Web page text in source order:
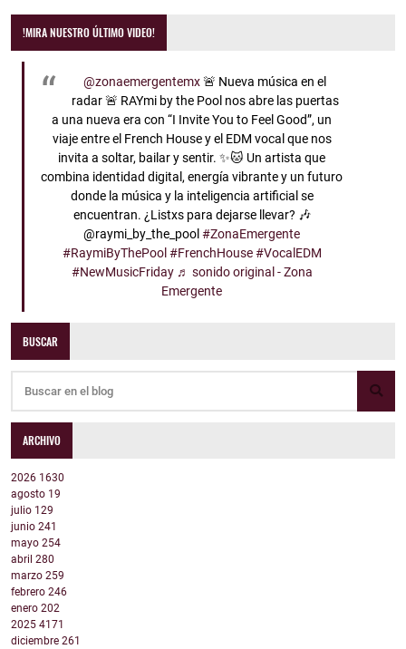
!MIRA NUESTRO ÚLTIMO VIDEO!
@zonaemergentemx🚨 Nueva música en el
radar 🚨 RAYmi by the Pool nos abre las puertas
a una nueva era con “I Invite You to Feel Good”, un
viaje entre el French House y el EDM vocal que nos
invita a soltar, bailar y sentir. ✨🐱 Un artista que
combina identidad digital, energía vibrante y un futuro
donde la música y la inteligencia artificial se
encuentran. ¿Listxs para dejarse llevar? 🎶
@raymi_by_the_pool#ZonaEmergente
#RaymiByThePool #FrenchHouse #VocalEDM
#NewMusicFriday ♬ sonido original - Zona
Emergente
BUSCAR
ARCHIVO
2026 1630
agosto 19
julio 129
junio 241
mayo 254
abril 280
marzo 259
febrero 246
enero 202
2025 4171
diciembre 261